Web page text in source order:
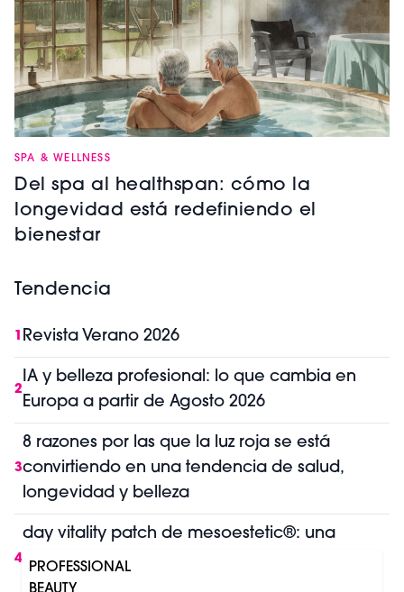
SPA & WELLNESS
Del spa al healthspan: cómo la
longevidad está redefiniendo el
bienestar
Tendencia
1 Revista Verano 2026
2
IA y belleza profesional: lo que cambia en
Europa a partir de Agosto 2026
3
8 razones por las que la luz roja se está
convirtiendo en una tendencia de salud,
longevidad y belleza
4
day vitality patch de mesoestetic®: una
nueva solución para combatir la fatiga y los
sofocos durante la menopausia
PROFESSIONAL